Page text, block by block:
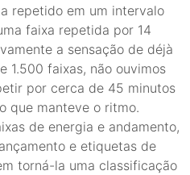
repetido em um intervalo
faixa repetida por 14
a sensação de déjà
1.500 faixas, não ouvimos
por cerca de 45 minutos
que manteve o ritmo.
de energia e andamento,
e etiquetas de
torná-la uma classificação